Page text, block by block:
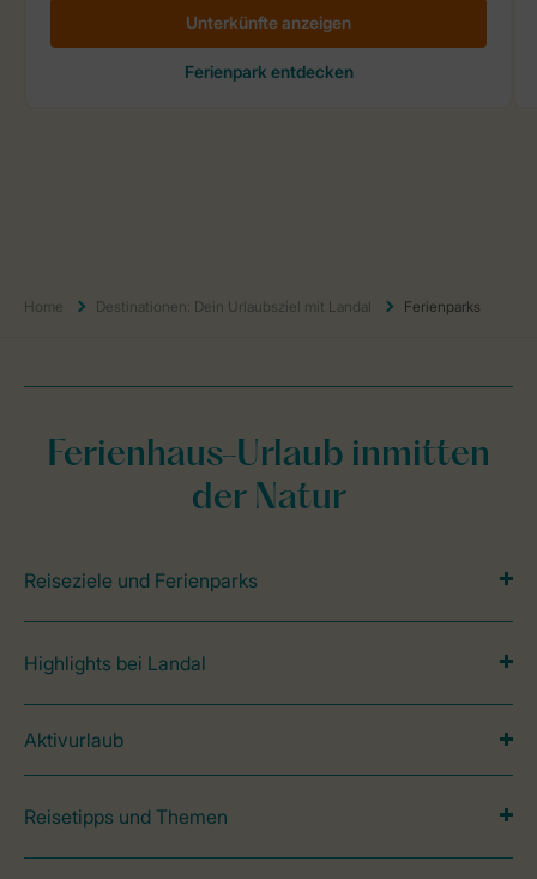
Home Destinationen: Dein Urlaubsziel mit Landal Ferienparks
Ferienhaus-Urlaub inmitten
der Natur
Reiseziele und Ferienparks
Highlights bei Landal
Aktivurlaub
Reisetipps und Themen